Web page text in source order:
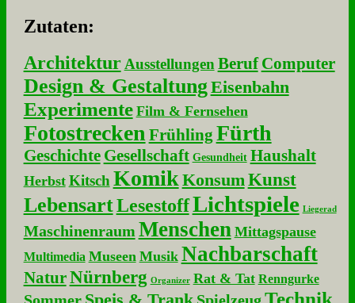
Zu­ta­ten:
Architektur Ausstellungen Beruf Computer
Design & GestaltungEisenbahn
Experimente Film & Fernsehen
Fotostrecken Frühling Fürth
Geschichte Gesellschaft Gesundheit Haushalt
Herbst Kitsch KomikKonsumKunst
LebensartLesestoffLichtspiele Liegerad
Maschinenraum Menschen Mittagspause
Multimedia Museen Musik Nachbarschaft
NaturNürnberg Organizer Rat & Tat Renngurke